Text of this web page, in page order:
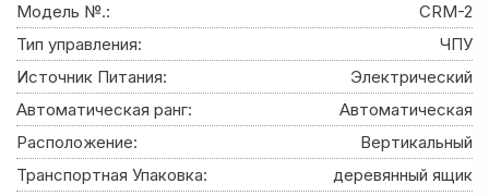
Модель №.:
CRM-2
Тип управления:
ЧПУ
Источник Питания:
Электрический
Автоматическая ранг:
Автоматическая
Расположение:
Вертикальный
Транспортная Упаковка:
деревянный ящик